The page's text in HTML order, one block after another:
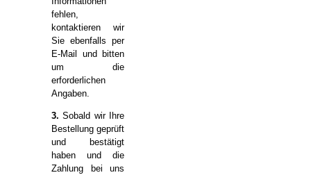
fehlen,
kontaktieren wir
Sie ebenfalls per
E-Mail und bitten
um die
erforderlichen
Angaben.
3. Sobald wir Ihre
Bestellung geprüft
und bestätigt
haben und die
Zahlung bei uns